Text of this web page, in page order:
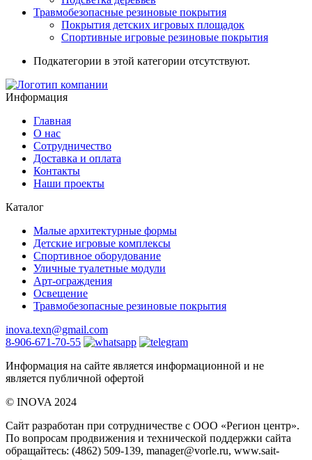
Травмобезопасные резиновые покрытия
Покрытия детских игровых площадок
Спортивные игровые резиновые покрытия
Подкатегории в этой категории отсутствуют.
Информация
Главная
О нас
Сотрудничество
Доставка и оплата
Контакты
Наши проекты
Каталог
Малые архитектурные формы
Детские игровые комплексы
Спортивное оборудование
Уличные туалетные модули
Арт-ограждения
Освещение
Травмобезопасные резиновые покрытия
inova.texn@gmail.com
8-906-671-70-55
Информация на сайте является информационной и не
является публичной офертой
©️ INOVA 2024
Сайт разработан при сотрудничестве с ООО «Регион центр».
По вопросам продвижения и технической поддержки сайта
обращайтесь: (4862) 509-139, manager@vorle.ru, www.sait-